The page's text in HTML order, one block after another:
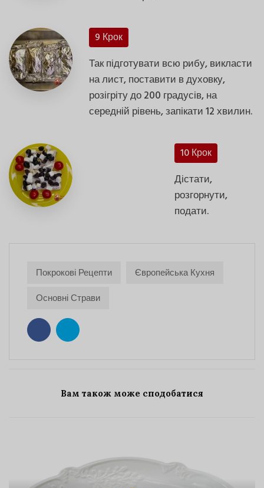
9 Крок
Так підготувати всю рибу, викласти
на лист, поставити в духовку,
розігріту до 200 градусів, на
середній рівень, запікати 12 хвилин.
10 Крок
Дістати,
розгорнути,
подати.
Покрокові Рецепти
Європейська Кухня
Основні Страви
Вам також може сподобатися